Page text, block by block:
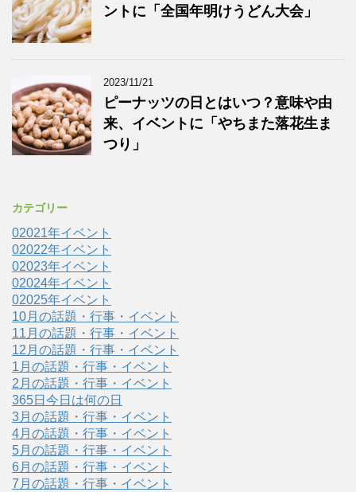
ントに「全国年明けうどん大会」
2023/11/21
ピーナッツの日とはいつ？意味や由
来、イベントに「やちまた落花生ま
つり」
カテゴリー
02021年イベント
02022年イベント
02023年イベント
02024年イベント
02025年イベント
10月の話題・行事・イベント
11月の話題・行事・イベント
12月の話題・行事・イベント
1月の話題・行事・イベント
2月の話題・行事・イベント
365日今日は何の日
3月の話題・行事・イベント
4月の話題・行事・イベント
5月の話題・行事・イベント
6月の話題・行事・イベント
7月の話題・行事・イベント